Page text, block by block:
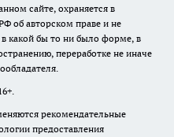
сайте, охраняется в
об авторском праве и не
какой бы то ни было форме, в
переработке не иначе
рекомендательные
предоставления